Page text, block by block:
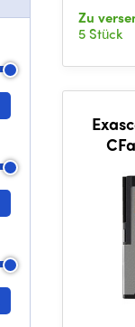
Zu
5 Stück